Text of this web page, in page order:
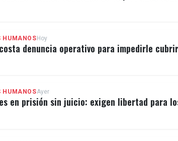
HUMANOS Hoy
denuncia operativo para impedirle
HUMANOSAyer
en prisión sin juicio: exigen libertad para